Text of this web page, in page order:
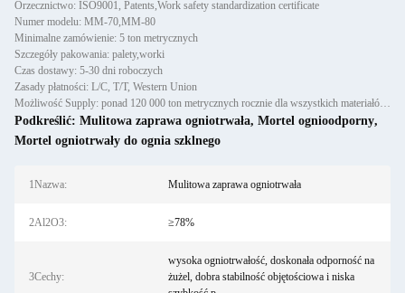
Orzecznictwo: ISO9001, Patents,Work safety standardization certificate
Numer modelu: MM-70,MM-80
Minimalne zamówienie: 5 ton metrycznych
Szczegóły pakowania: palety,worki
Czas dostawy: 5-30 dni roboczych
Zasady płatności: L/C, T/T, Western Union
Możliwość Supply: ponad 120 000 ton metrycznych rocznie dla wszystkich materiałów ogniotrwałych: odlewów, półfabrykató
Podkreślić: Mulitowa zaprawa ogniotrwała, Mortel ognioodporny,
Mortel ogniotrwały do ognia szklnego
1Nazwa: Mulitowa zaprawa ogniotrwała
2Al2O3: ≥78%
3Cechy:
wysoka ogniotrwałość, doskonała odporność na
żużel, dobra stabilność objętościowa i niska